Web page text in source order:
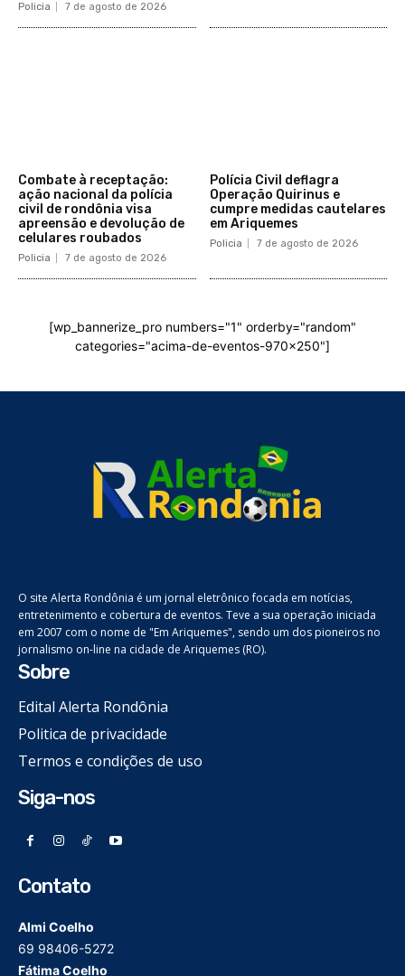
Policia 7 de agosto de 2026
Combate à receptação:
ação nacional da polícia
civil de rondônia visa
apreensão e devolução de
celulares roubados
Policia 7 de agosto de 2026
Polícia Civil deflagra
Operação Quirinus e
cumpre medidas cautelares
em Ariquemes
Policia 7 de agosto de 2026
[wp_bannerize_pro numbers="1" orderby="random"
categories="acima-de-eventos-970x250"]
O site Alerta Rondônia é um jornal eletrônico focada em notícias,
entretenimento e cobertura de eventos. Teve a sua operação iniciada
em 2007 com o nome de "Em Ariquemes", sendo um dos pioneiros no
jornalismo on-line na cidade de Ariquemes (RO).
Sobre
Edital Alerta Rondônia
Politica de privacidade
Termos e condições de uso
Siga-nos
Contato
Almi Coelho
69 98406-5272
Fátima Coelho